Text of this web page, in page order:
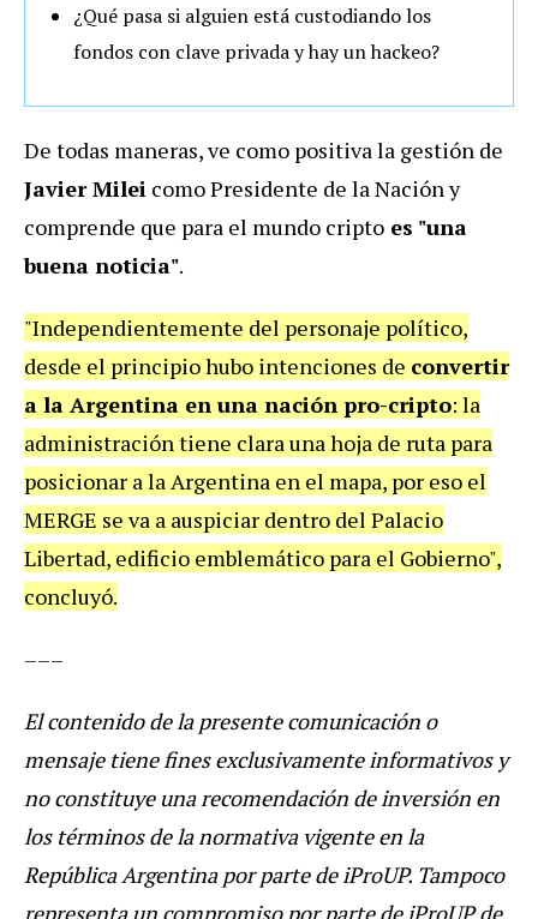
¿Qué pasa si alguien está custodiando los
fondos con clave privada y hay un hackeo?
De todas maneras, ve como positiva la gestión de
Javier Milei como Presidente de la Nación y
comprende que para el mundo cripto es "una
buena noticia".
"Independientemente del personaje político,
desde el principio hubo intenciones de convertir
a la Argentina en una nación pro-cripto: la
administración tiene clara una hoja de ruta para
posicionar a la Argentina en el mapa, por eso el
MERGE se va a auspiciar dentro del Palacio
Libertad, edificio emblemático para el Gobierno",
concluyó.
–––
El contenido de la presente comunicación o
mensaje tiene fines exclusivamente informativos y
no constituye una recomendación de inversión en
los términos de la normativa vigente en la
República Argentina por parte de iProUP. Tampoco
representa un compromiso por parte de iProUP de